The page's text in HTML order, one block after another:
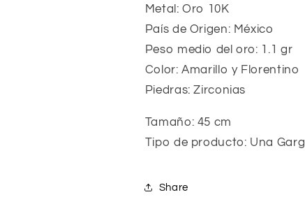
Metal: Oro 10K
País de Origen: México
Peso medio del oro: 1.1 gr
Color: Amarillo y Florentino
Piedras: Zirconias
Tamaño: 45 cm
Tipo de producto: Una
Share